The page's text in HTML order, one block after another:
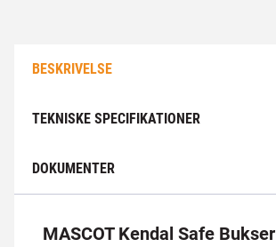
BESKRIVELSE
TEKNISKE SPECIFIKATIONER
DOKUMENTER
MASCOT Kendal Safe Bukser